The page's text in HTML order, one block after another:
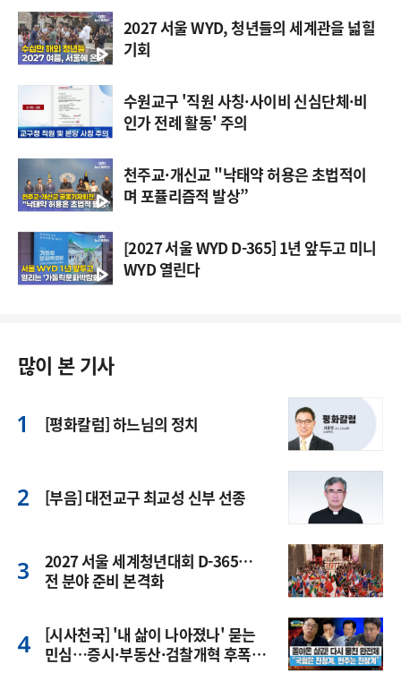
2027 서울 WYD, 청년들의 세계관을 넓힐
기회
수원교구 '직원 사칭·사이비 신심단체·비
인가 전례 활동' 주의
천주교·개신교 "낙태약 허용은 초법적이
며 포퓰리즘적 발상”
[2027 서울 WYD D-365] 1년 앞두고 미니
WYD 열린다
많이 본 기사
[평화칼럼] 하느님의 정치
[부음] 대전교구 최교성 신부 선종
2027 서울 세계청년대회 D-365…
전 분야 준비 본격화
[시사천국] '내 삶이 나아졌나' 묻는
민심…증시·부동산·검찰개혁 후폭